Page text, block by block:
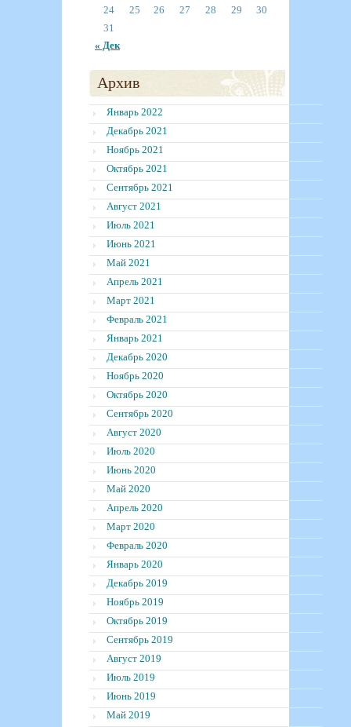
24
25 26 27 28 29
30
31
« Дек
Архив
Январь 2022
Декабрь 2021
Ноябрь 2021
Октябрь 2021
Сентябрь 2021
Август 2021
Июль 2021
Июнь 2021
Май 2021
Апрель 2021
Март 2021
Февраль 2021
Январь 2021
Декабрь 2020
Ноябрь 2020
Октябрь 2020
Сентябрь 2020
Август 2020
Июль 2020
Июнь 2020
Май 2020
Апрель 2020
Март 2020
Февраль 2020
Январь 2020
Декабрь 2019
Ноябрь 2019
Октябрь 2019
Сентябрь 2019
Август 2019
Июль 2019
Июнь 2019
Май 2019